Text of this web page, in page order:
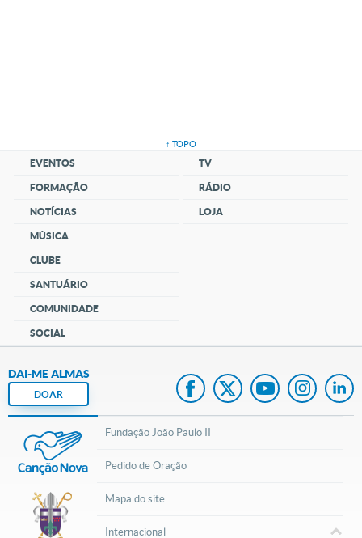
↑ TOPO
EVENTOS
FORMAÇÃO
NOTÍCIAS
MÚSICA
CLUBE
SANTUÁRIO
COMUNIDADE
SOCIAL
TV
RÁDIO
LOJA
DAI-ME ALMAS
DOAR
Fundação João Paulo II
Pedido de Oração
Mapa do site
Internacional